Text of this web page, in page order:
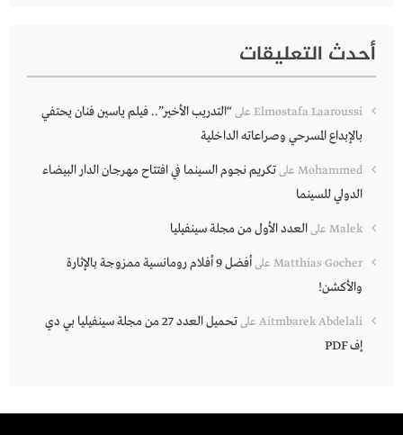
أحدث التعليقات
Elmostafa Laaroussi على“التدريب الأخير”.. فيلم ياسين فنان يحتفي
بالإبداع المسرحي وصراعاته الداخلية
Mohammed علىتكريم نجوم السينما في افتتاح مهرجان الدار البيضاء
الدولي للسينما
Malek علىالعدد الأول من مجلة سينفيليا
Matthias Gocher على
أفضل 9 أفلام رومانسية ممزوجة بالإثارة
والأكشن!
Aitmbarek Abdelali على
تحميل العدد 27 من مجلة سينفيليا بي دي
إف PDF